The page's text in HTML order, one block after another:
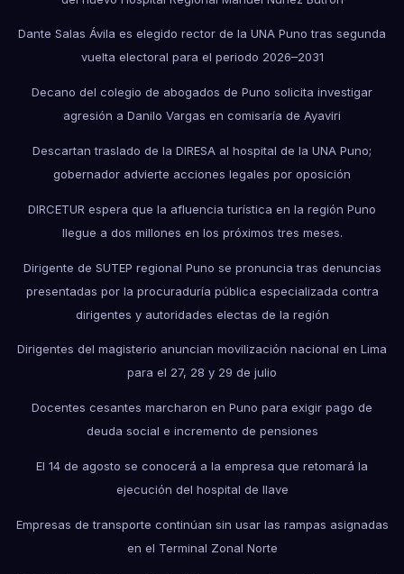
Dante Salas Ávila es elegido rector de la UNA Puno tras segunda
vuelta electoral para el periodo 2026–2031
Decano del colegio de abogados de Puno solicita investigar
agresión a Danilo Vargas en comisaría de Ayaviri
Descartan traslado de la DIRESA al hospital de la UNA Puno;
gobernador advierte acciones legales por oposición
DIRCETUR espera que la afluencia turística en la región Puno
llegue a dos millones en los próximos tres meses.
Dirigente de SUTEP regional Puno se pronuncia tras denuncias
presentadas por la procuraduría pública especializada contra
dirigentes y autoridades electas de la región
Dirigentes del magisterio anuncian movilización nacional en Lima
para el 27, 28 y 29 de julio
Docentes cesantes marcharon en Puno para exigir pago de
deuda social e incremento de pensiones
El 14 de agosto se conocerá a la empresa que retomará la
ejecución del hospital de Ilave
Empresas de transporte continúan sin usar las rampas asignadas
en el Terminal Zonal Norte